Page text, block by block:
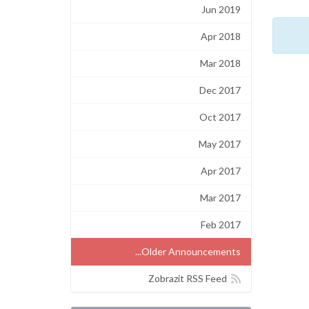
Jun 2019
Apr 2018
Mar 2018
Dec 2017
Oct 2017
May 2017
Apr 2017
Mar 2017
Feb 2017
Older Announcements...